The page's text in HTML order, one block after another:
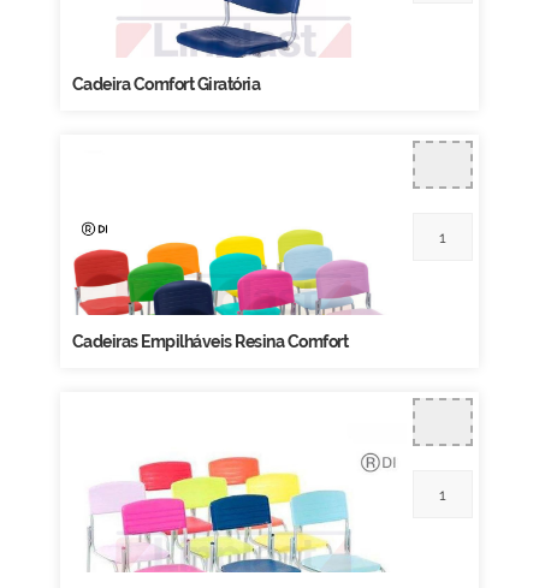
Cadeira Comfort Giratória
Cadeiras Empilháveis Resina Comfort